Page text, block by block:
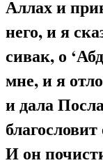
Аллах и
него, и я
сивак, о
мне, и я
и дала
И он